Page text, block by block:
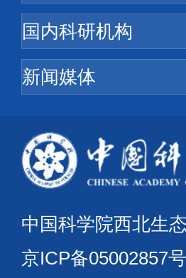
中国科学院西北
京ICP备05002857